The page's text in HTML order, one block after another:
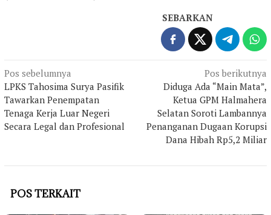
SEBARKAN
Navigasi
pos
Pos sebelumnya
LPKS Tahosima Surya Pasifik
Tawarkan Penempatan
Tenaga Kerja Luar Negeri
Secara Legal dan Profesional
Pos berikutnya
Diduga Ada “Main Mata”,
Ketua GPM Halmahera
Selatan Soroti Lambannya
Penanganan Dugaan Korupsi
Dana Hibah Rp5,2 Miliar
POS TERKAIT